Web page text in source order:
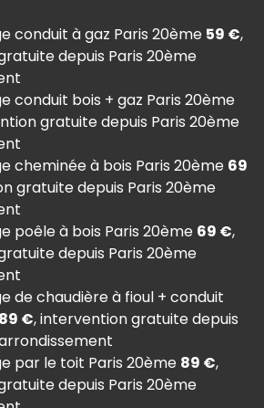
conduit à gaz Paris 20ème 59 €,
depuis Paris 20ème
conduit bois + gaz Paris 20ème
gratuite depuis Paris 20ème
cheminée à bois Paris 20ème 69
gratuite depuis Paris 20ème
poêle à bois Paris 20ème 69 €,
depuis Paris 20ème
de chaudière à fioul + conduit
89 €, intervention gratuite depuis
par le toit Paris 20ème 89 €,
depuis Paris 20ème